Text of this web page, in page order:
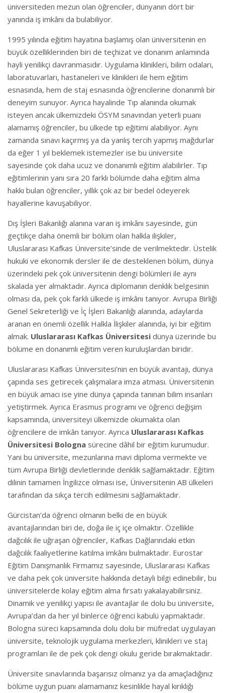
üniversiteden mezun olan öğrenciler, dünyanın dört bir
yanında iş imkânı da bulabiliyor.
1995 yılında eğitim hayatına başlamış olan üniversitenin en
büyük özelliklerinden biri de teçhizat ve donanım anlamında
hayli yenilikçi davranmasıdır. Uygulama klinikleri, bilim odaları,
laboratuvarları, hastaneleri ve klinikleri ile hem eğitim
esnasında, hem de staj esnasında öğrencilerine donanımlı bir
deneyim sunuyor. Ayrıca hayalinde Tıp alanında okumak
isteyen ancak ülkemizdeki ÖSYM sınavından yeterli puanı
alamamış öğrenciler, bu ülkede tıp eğitimi alabiliyor. Aynı
zamanda sınavı kaçırmış ya da yanlış tercih yapmış mağdurlar
da eğer 1 yıl beklemek istemezler ise bu üniversite
sayesinde çok daha ucuz ve donanımlı eğitim alabilirler. Tıp
eğitimlerinin yanı sıra 20 farklı bölümde daha eğitim alma
hakkı bulan öğrenciler, yıllık çok az bir bedel ödeyerek
hayallerine kavuşabiliyor.
Dış İşleri Bakanlığı alanına varan iş imkânı sayesinde, gün
geçtikçe daha önemli bir bölüm olan halkla ilişkiler,
Uluslararası Kafkas Üniversite’sinde de verilmektedir. Üstelik
hukuki ve ekonomik dersler ile de desteklenen bölüm, dünya
üzerindeki pek çok üniversitenin dengi bölümleri ile aynı
skalada yer almaktadır. Ayrıca diplomanın denklik belgesinin
olması da, pek çok farklı ülkede iş imkânı tanıyor. Avrupa Birliği
Genel Sekreterliği ve İç İşleri Bakanlığı alanında, adaylarda
aranan en önemli özellik Halkla İlişkiler alanında, iyi bir eğitim
almak. Uluslararası Kafkas Üniversitesi dünya üzerinde bu
bölüme en donanımlı eğitim veren kuruluşlardan biridir.
Uluslararası Kafkas Üniversitesi’nin en büyük avantajı, dünya
çapında ses getirecek çalışmalara imza atması. Üniversitenin
en büyük amacı ise yine dünya çapında tanınan bilim insanları
yetiştirmek. Ayrıca Erasmus programı ve öğrenci değişim
kapsamında, üniversiteyi ülkemizde okumakta olan
öğrencilere de imkân tanıyor. Ayrıca Uluslararası Kafkas
Üniversitesi Bologna sürecine dâhil bir eğitim kurumudur.
Yani bu üniversite, mezunlarına mavi diploma vermekte ve
tüm Avrupa Birliği devletlerinde denklik sağlamaktadır. Eğitim
dilinin tamamen İngilizce olması ise, Üniversitenin AB ülkeleri
tarafından da sıkça tercih edilmesini sağlamaktadır.
Gürcistan’da öğrenci olmanın belki de en büyük
avantajlarından biri de, doğa ile iç içe olmaktır. Özellikle
dağcılık ile uğraşan öğrenciler, Kafkas Dağlarındaki etkin
dağcılık faaliyetlerine katılma imkânı bulmaktadır. Eurostar
Eğitim Danışmanlık Firmamız sayesinde, Uluslararası Kafkas
ve daha pek çok üniversite hakkında detaylı bilgi edinebilir, bu
üniversitelerde kolay eğitim alma fırsatı yakalayabilirsiniz.
Dinamik ve yenilikçi yapısı ile avantajlar ile dolu bu üniversite,
Avrupa’dan da her yıl binlerce öğrenci kabulü yapmaktadır.
Bologna süreci kapsamında dolu dolu bir müfredat uygulayan
üniversite, teknolojik uygulama merkezleri, klinikleri ve staj
programları ile de pek çok dengi okulu geride bırakmaktadır.
Üniversite sınavlarında başarısız olmanız ya da amaçladığınız
bölüme uygun puanı alamamanız kesinlikle hayal kırıklığı